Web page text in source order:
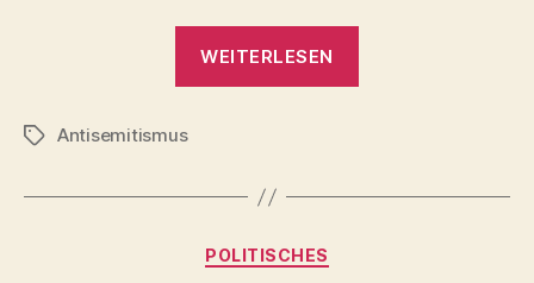
WEITERLESEN
–
Schlagwörter
Antisemitismus
Kategorien
POLITISCHES